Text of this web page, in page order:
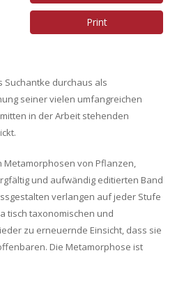
Print
Suchantke durchaus als
seiner vielen umfangreichen
in der Arbeit stehenden
Metamorphosen von Pflanzen,
und aufwändig editierten Band
verlangen auf jeder Stufe
tisch taxonomischen und
zu erneuernde Einsicht, dass sie
Die Metamorphose ist